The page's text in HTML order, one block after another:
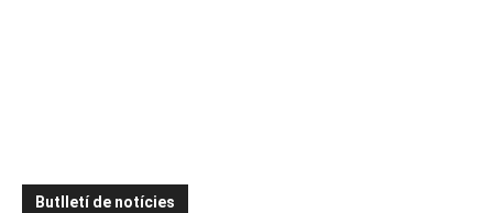
Butlletí de notícies